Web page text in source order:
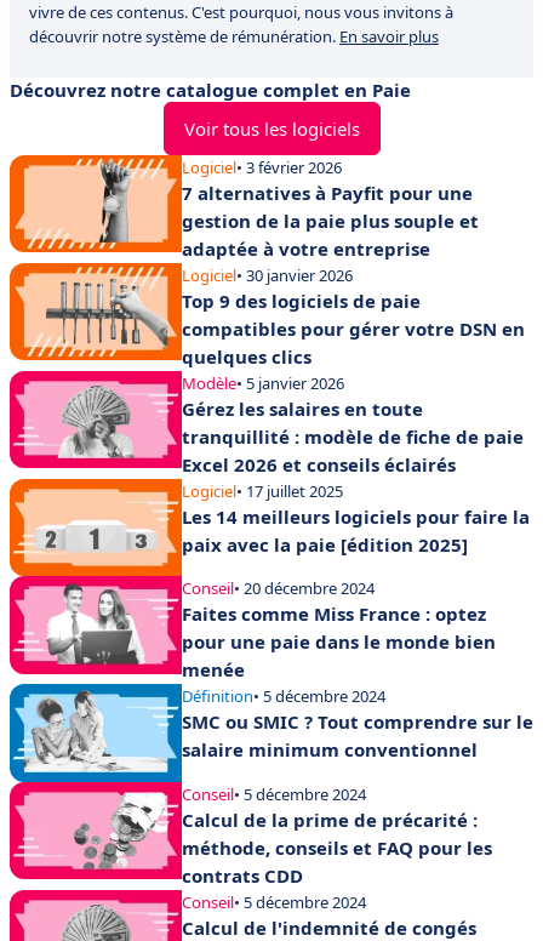
vivre de ces contenus. C'est pourquoi, nous vous invitons à
découvrir notre système de rémunération. En savoir plus
Découvrez notre catalogue complet en Paie
Voir tous les logiciels
Logiciel• 3 février 2026
7 alternatives à Payfit pour une
gestion de la paie plus souple et
adaptée à votre entreprise
Logiciel• 30 janvier 2026
Top 9 des logiciels de paie
compatibles pour gérer votre DSN en
quelques clics
Modèle• 5 janvier 2026
Gérez les salaires en toute
tranquillité : modèle de fiche de paie
Excel 2026 et conseils éclairés
Logiciel• 17 juillet 2025
Les 14 meilleurs logiciels pour faire la
paix avec la paie [édition 2025]
Conseil• 20 décembre 2024
Faites comme Miss France : optez
pour une paie dans le monde bien
menée
Définition• 5 décembre 2024
SMC ou SMIC ? Tout comprendre sur le
salaire minimum conventionnel
Conseil• 5 décembre 2024
Calcul de la prime de précarité :
méthode, conseils et FAQ pour les
contrats CDD
Conseil• 5 décembre 2024
Calcul de l'indemnité de congés